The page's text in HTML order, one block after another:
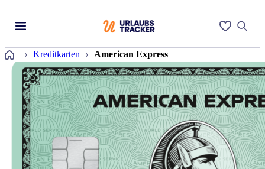
Startseite
Kreditkarten American Express